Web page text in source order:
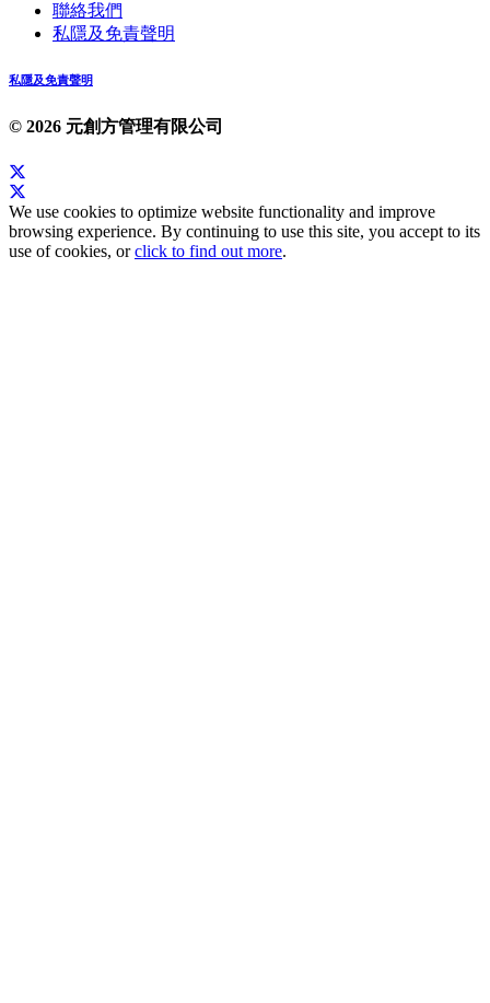
聯絡我們
私隱及免責聲明
私隱及免責聲明
© 2026 元創方管理有限公司
We use cookies to optimize website functionality and improve
browsing experience. By continuing to use this site, you accept to its
use of cookies, orclick to find out more.